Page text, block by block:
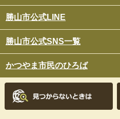
勝山市公式LINE
勝山市公式SNS一覧
かつやま市民のひろば